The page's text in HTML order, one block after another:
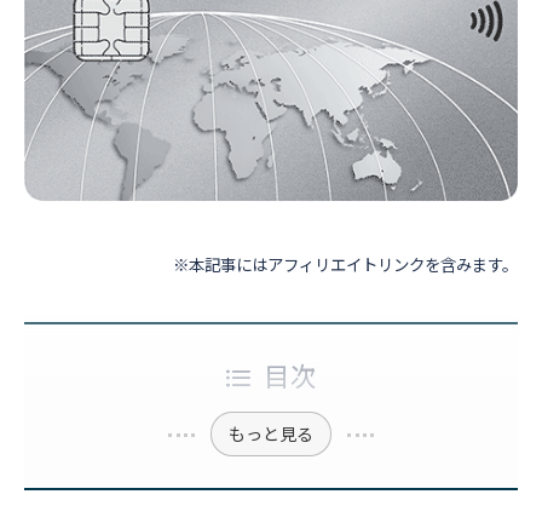
※本記事にはアフィリエイトリンクを含みます。
目次
もっと見る